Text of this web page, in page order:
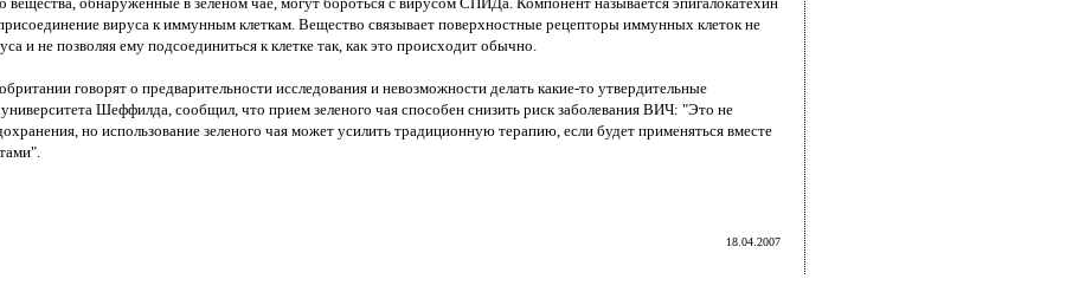
вируса к иммунным клеткам. Вещество связывает поверхностные рецепторы иммунных клеток не
и не позволяя ему подсоединиться к клетке так, как это происходит обычно.
говорят о предварительности исследования и невозможности делать какие-то утвердительные
Шеффилда, сообщил, что прием зеленого чая способен снизить риск заболевания ВИЧ: "Это не
но использование зеленого чая может усилить традиционную терапию, если будет применяться вместе
18.04.2007